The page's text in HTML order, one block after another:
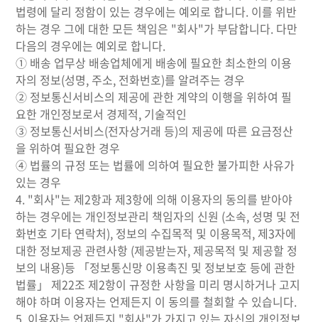
법령에 달리 정함이 있는 경우에는 예외로 합니다. 이를 위반
하는 경우 그에 대한 모든 책임은 "회사"가 부담합니다. 다만
다음의 경우에는 예외로 합니다.
① 배송 업무상 배송업체에게 배송에 필요한 최소한의 이용
자의 정보(성명, 주소, 전화번호)를 알려주는 경우
② 정보통신서비스의 제공에 관한 계약의 이행을 위하여 필
요한 개인정보로서 경제적, 기술적인
③ 정보통신서비스(전자상거래 등)의 제공에 따른 요금정산
을 위하여 필요한 경우
④ 법률의 규정 또는 법률에 의하여 필요한 불가피한 사유가
있는 경우
4. "회사"는 제2항과 제3항에 의해 이용자의 동의를 받아야
하는 경우에는 개인정보관리 책임자의 신원 (소속, 성명 및 전
화번호 기타 연락처), 정보의 수집목적 및 이용목적, 제3자에
대한 정보제공 관련사항 (제공받는자, 제공목적 및 제공할 정
보의 내용)등 「정보통신망 이용촉진 및 정보보호 등에 관한
법률」 제22조 제2항이 규정한 사항을 미리 명시하거나 고지
해야 하며 이용자는 언제든지 이 동의를 철회할 수 있습니다.
5. 이용자는 언제든지 "회사"가 가지고 있는 자신의 개인정보